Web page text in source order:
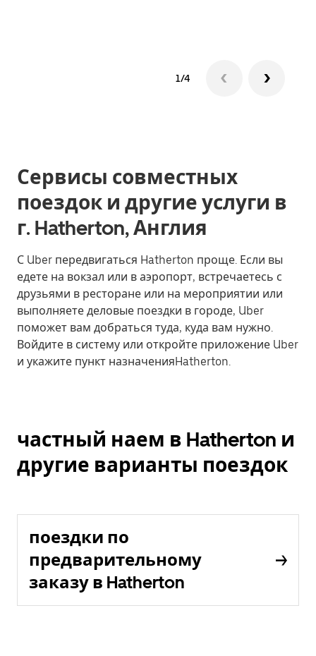
1/4
Сервисы совместных
поездок и другие услуги в
г. Hatherton, Англия
С Uber передвигаться Hatherton проще. Если вы
едете на вокзал или в аэропорт, встречаетесь с
друзьями в ресторане или на мероприятии или
выполняете деловые поездки в городе, Uber
поможет вам добраться туда, куда вам нужно.
Войдите в систему или откройте приложение Uber
и укажите пункт назначенияHatherton.
частный наем в Hatherton и
другие варианты поездок
поездки по
предварительному
заказу в Hatherton